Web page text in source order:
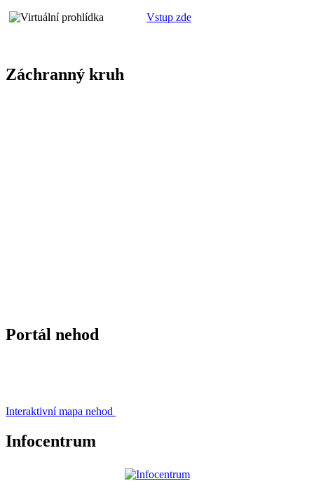
Vstup zde
Záchranný kruh
Portál nehod
Interaktivní mapa nehod
Infocentrum